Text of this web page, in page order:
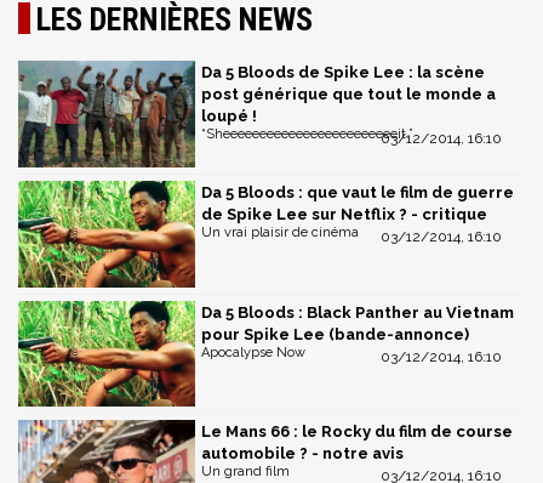
LES DERNIÈRES NEWS
Da 5 Bloods de Spike Lee : la scène
post générique que tout le monde a
loupé !
03/12/2014, 16:10
“Sheeeeeeeeeeeeeeeeeeeeeeeeit.”
Da 5 Bloods : que vaut le film de guerre
de Spike Lee sur Netflix ? - critique
03/12/2014, 16:10
Un vrai plaisir de cinéma
Da 5 Bloods : Black Panther au Vietnam
pour Spike Lee (bande-annonce)
03/12/2014, 16:10
Apocalypse Now
Le Mans 66 : le Rocky du film de course
automobile ? - notre avis
03/12/2014, 16:10
Un grand film